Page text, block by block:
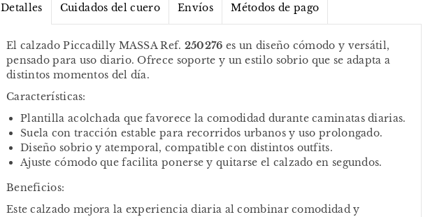
Detalles Cuidados del cuero Envíos Métodos de pago
El calzado Piccadilly MASSA Ref. 250276 es un diseño cómodo y versátil,
pensado para uso diario. Ofrece soporte y un estilo sobrio que se adapta a
distintos momentos del día.
Características:
Plantilla acolchada que favorece la comodidad durante caminatas diarias.
Suela con tracción estable para recorridos urbanos y uso prolongado.
Diseño sobrio y atemporal, compatible con distintos outfits.
Ajuste cómodo que facilita ponerse y quitarse el calzado en segundos.
Beneficios:
Este calzado mejora la experiencia diaria al combinar comodidad y